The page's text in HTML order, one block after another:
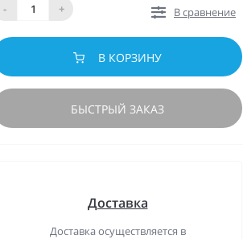
-
+
В сравнение
В КОРЗИНУ
БЫСТРЫЙ ЗАКАЗ
Доставка
Доставка осуществляется в